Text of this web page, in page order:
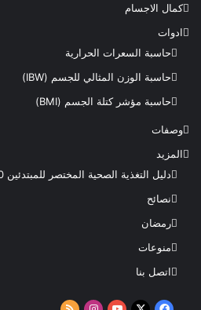
كمال الاجسام
ادوات
حاسبة السعرات الحرارية
حاسبة الوزن المثالي للجسم (IBW)
حاسبة مؤشر كتلة الجسم (BMI)
وصفات
المزيد
دليل التغذية الصحية المختصر للمبتدئين 2020​
نصائح
رمضان
منوعات
اتصل بنا